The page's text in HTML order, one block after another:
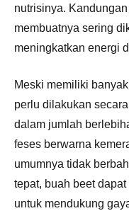
nutrisinya.
membuatnya sering
meningkatkan energi
Meski memiliki
perlu dilakukan
dalam jumlah
feses berwarna
umumnya tidak
tepat, buah beet
untuk mendukung